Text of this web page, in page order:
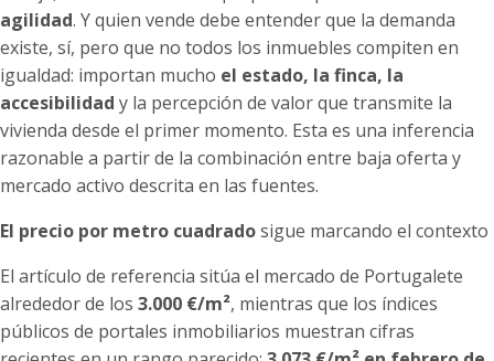
agilidad. Y quien vende debe entender que la demanda
existe, sí, pero que no todos los inmuebles compiten en
igualdad: importan mucho el estado, la finca, la
accesibilidad y la percepción de valor que transmite la
vivienda desde el primer momento. Esta es una inferencia
razonable a partir de la combinación entre baja oferta y
mercado activo descrita en las fuentes.
El precio por metro cuadradosigue marcando el contexto
El artículo de referencia sitúa el mercado de Portugalete
alrededor de los 3.000 €/m², mientras que los índices
públicos de portales inmobiliarios muestran cifras